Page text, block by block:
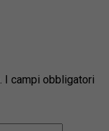
I campi obbligatori